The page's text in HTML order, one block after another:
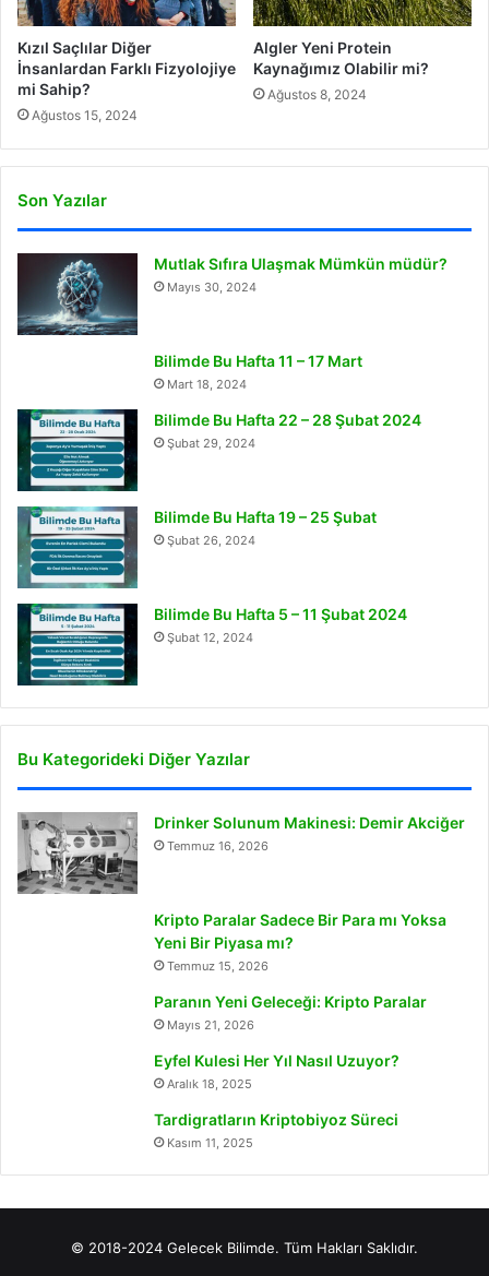
Kızıl Saçlılar Diğer
İnsanlardan Farklı Fizyolojiye
mi Sahip?
Ağustos 15, 2024
Algler Yeni Protein
Kaynağımız Olabilir mi?
Ağustos 8, 2024
Son Yazılar
Mutlak Sıfıra Ulaşmak Mümkün müdür?
Mayıs 30, 2024
Bilimde Bu Hafta 11 – 17 Mart
Mart 18, 2024
Bilimde Bu Hafta 22 – 28 Şubat 2024
Şubat 29, 2024
Bilimde Bu Hafta 19 – 25 Şubat
Şubat 26, 2024
Bilimde Bu Hafta 5 – 11 Şubat 2024
Şubat 12, 2024
Bu Kategorideki Diğer Yazılar
Drinker Solunum Makinesi: Demir Akciğer
Temmuz 16, 2026
Kripto Paralar Sadece Bir Para mı Yoksa
Yeni Bir Piyasa mı?
Temmuz 15, 2026
Paranın Yeni Geleceği: Kripto Paralar
Mayıs 21, 2026
Eyfel Kulesi Her Yıl Nasıl Uzuyor?
Aralık 18, 2025
Tardigratların Kriptobiyoz Süreci
Kasım 11, 2025
© 2018-2024 Gelecek Bilimde. Tüm Hakları Saklıdır.